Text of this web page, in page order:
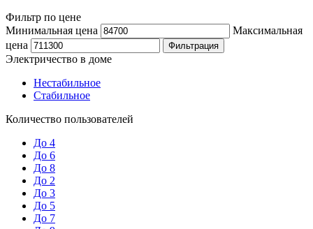
Фильтр по цене
Минимальная цена
Максимальная
цена
Фильтрация
Электричество в доме
Нестабильное
Стабильное
Количество пользователей
До 4
До 6
До 8
До 2
До 3
До 5
До 7